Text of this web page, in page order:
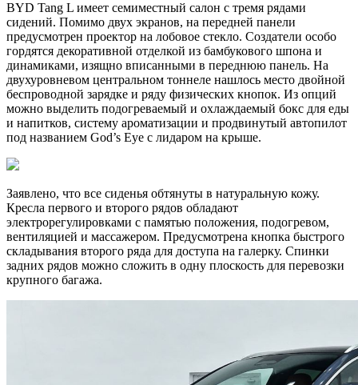
BYD Tang L имеет семиместный салон с тремя рядами
сидений. Помимо двух экранов, на передней панели
предусмотрен проектор на лобовое стекло. Создатели особо
гордятся декоративной отделкой из бамбукового шпона и
динамиками, изящно вписанными в переднюю панель. На
двухуровневом центральном тоннеле нашлось место двойной
беспроводной зарядке и ряду физических кнопок. Из опций
можно выделить подогреваемый и охлаждаемый бокс для еды
и напитков, систему ароматизации и продвинутый автопилот
под названием God’s Eye с лидаром на крыше.
Заявлено, что все сиденья обтянуты в натуральную кожу.
Кресла первого и второго рядов обладают
электрорегулировками с памятью положения, подогревом,
вентиляцией и массажером. Предусмотрена кнопка быстрого
складывания второго ряда для доступа на галерку. Спинки
задних рядов можно сложить в одну плоскость для перевозки
крупного багажа.